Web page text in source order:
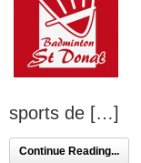
sports de […]
Continue Reading...